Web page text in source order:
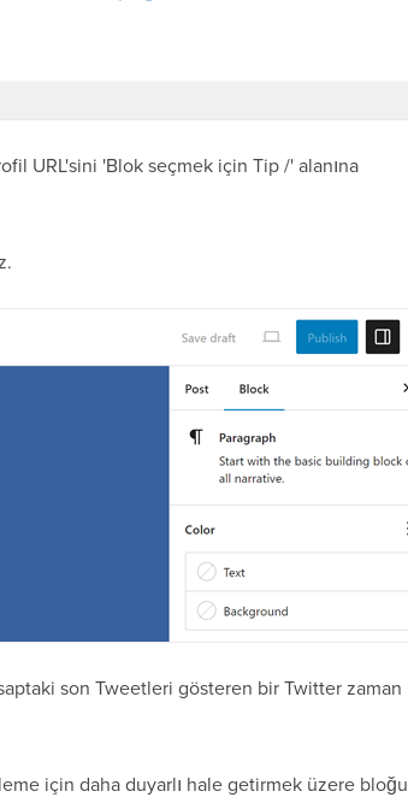
URL'sini 'Blok seçmek için Tip /' alanına
son Tweetleri gösteren bir Twitter zaman
için daha duyarlı hale getirmek üzere bloğu